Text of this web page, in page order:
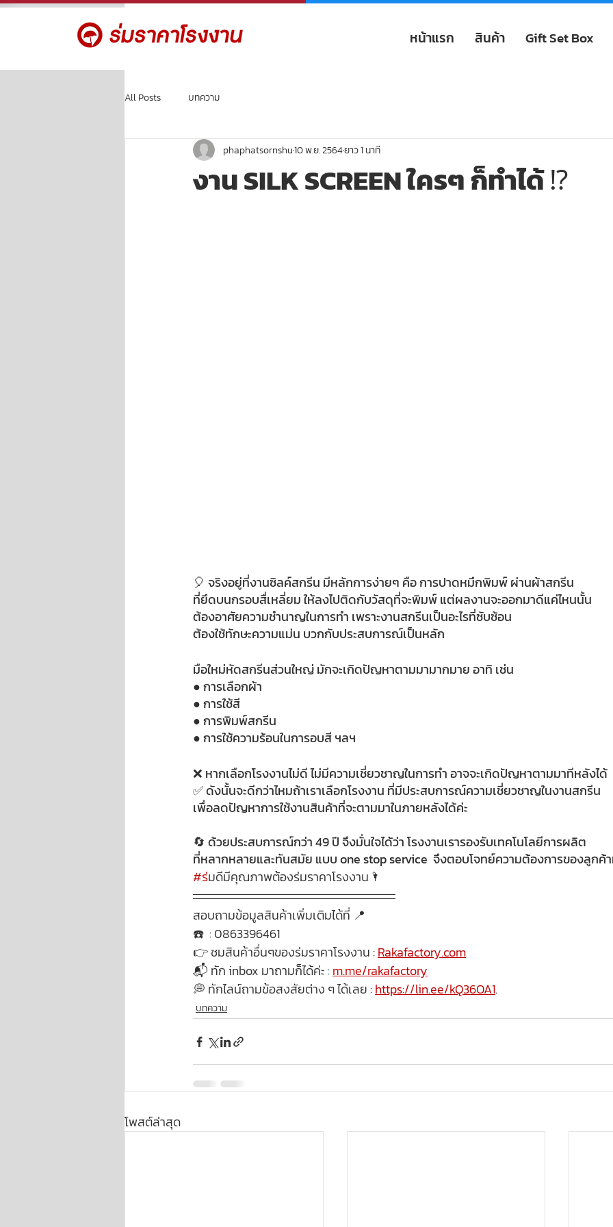
หน้าแรก สินค้า Gift Set Box
All Posts บทความ
งาน SILK SCREEN ใครๆ ก็ทำได้ ⁉
phaphatsornshu10 พ.ย. 2564ยาว 1 นาที
🎈 จริงอยู่ที่งานซิลค์สกรีน มีหลักการง่ายๆ คือ การปาดหมึกพิมพ์ ผ่านผ้าสกรีน
ที่ยึดบนกรอบสื่เหลี่ยม ให้ลงไปติดกับวัสดุที่จะพิมพ์ แต่ผลงานจะออกมาดีแค่ไหนนั้น
ต้องอาศัยความชำนาญในการทำ เพราะงานสกรีนเป็นอะไรที่ซับซ้อน
ต้องใช้ทักษะความแม่น บวกกับประสบการณ์เป็นหลัก
มือใหม่หัดสกรีนส่วนใหญ่ มักจะเกิดปัญหาตามมามากมาย อาทิ เช่น
● การเลือกผ้า
● การใช้สี
● การพิมพ์สกรีน
● การใช้ความร้อนในการอบสี ฯลฯ
❌ หากเลือกโรงงานไม่ดี ไม่มีความเชี่ยวชาญในการทำ อาจจะเกิดปัญหาตามมาทีหลังได้
✅ ดังนั้นจะดีกว่าไหมถ้าเราเลือกโรงงาน ที่มีประสบการณ์ความเชี่ยวชาญในงานสกรีน
เพื่อลดปัญหาการใช้งานสินค้าที่จะตามมาในภายหลังได้ค่ะ
🔄 ด้วยประสบการณ์กว่า 49 ปี จึงมั่นใจได้ว่า โรงงานเรารองรับเทคโนโลยีการผลิต
ที่หลากหลายและทันสมัย แบบ one stop service  จึงตอบโจทย์ความต้องการของลูกค้
#ร่มดีมีคุณภาพต้องร่มราคาโรงงาน🌂
สอบถามข้อมูลสินค้าเพิ่มเติมได้ที่ 📍
☎️  : 0863396461
👉 ชมสินค้าอื่นๆของร่มราคาโรงงาน : Rakafactory.com
📬 ทัก inbox มาถามก็ได้ค่ะ : m.me/rakafactory
💭 ทักไลน์ถามข้อสงสัยต่าง ๆ ได้เลย : https://lin.ee/kQ36OA1.
บทความ
โพสต์ล่าสุด